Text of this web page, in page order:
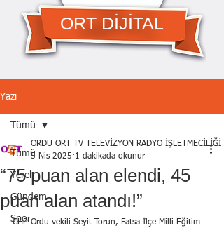
ORT DİJİTAL
Yazı
Tümü
Yerel
Gündem
Spor
Tümü
“75 puan alan elendi, 45
puan alan atandı!”
ORDU ORT TV TELEVİZYON RADYO İŞLETMECİLİĞİ
5 Nis 2025 1 dakikada okunur
CHP Ordu vekili Seyit Torun, Fatsa İlçe Milli Eğitim